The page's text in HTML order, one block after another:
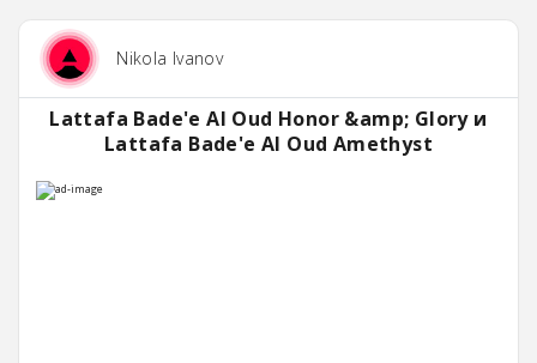
Nikola Ivanov
Lattafa Bade'e Al Oud Honor &amp; Glory и
Lattafa Bade'e Al Oud Amethyst